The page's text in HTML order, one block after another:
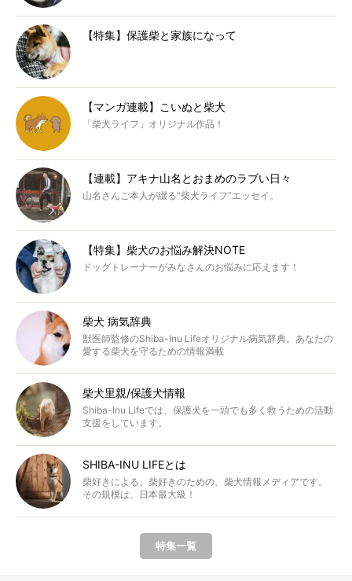
【特集】保護柴と家族になって
【マンガ連載】こいぬと柴犬
「柴犬ライフ」オリジナル作品！
【連載】アキナ山名とおまめのラブい日々
山名さんご本人が綴る“柴犬ライフ”エッセイ。
【特集】柴犬のお悩み解決NOTE
ドッグトレーナーがみなさんのお悩みに応えます！
柴犬 病気辞典
獣医師監修のShiba-Inu Lifeオリジナル病気辞典。あなたの
愛する柴犬を守るための情報満載
柴犬里親/保護犬情報
Shiba-Inu Lifeでは、保護犬を一頭でも多く救うための活動
支援をしています。
SHIBA-INU LIFEとは
柴好きによる、柴好きのための、柴犬情報メディアです。
その規模は、日本最大級！
特集一覧